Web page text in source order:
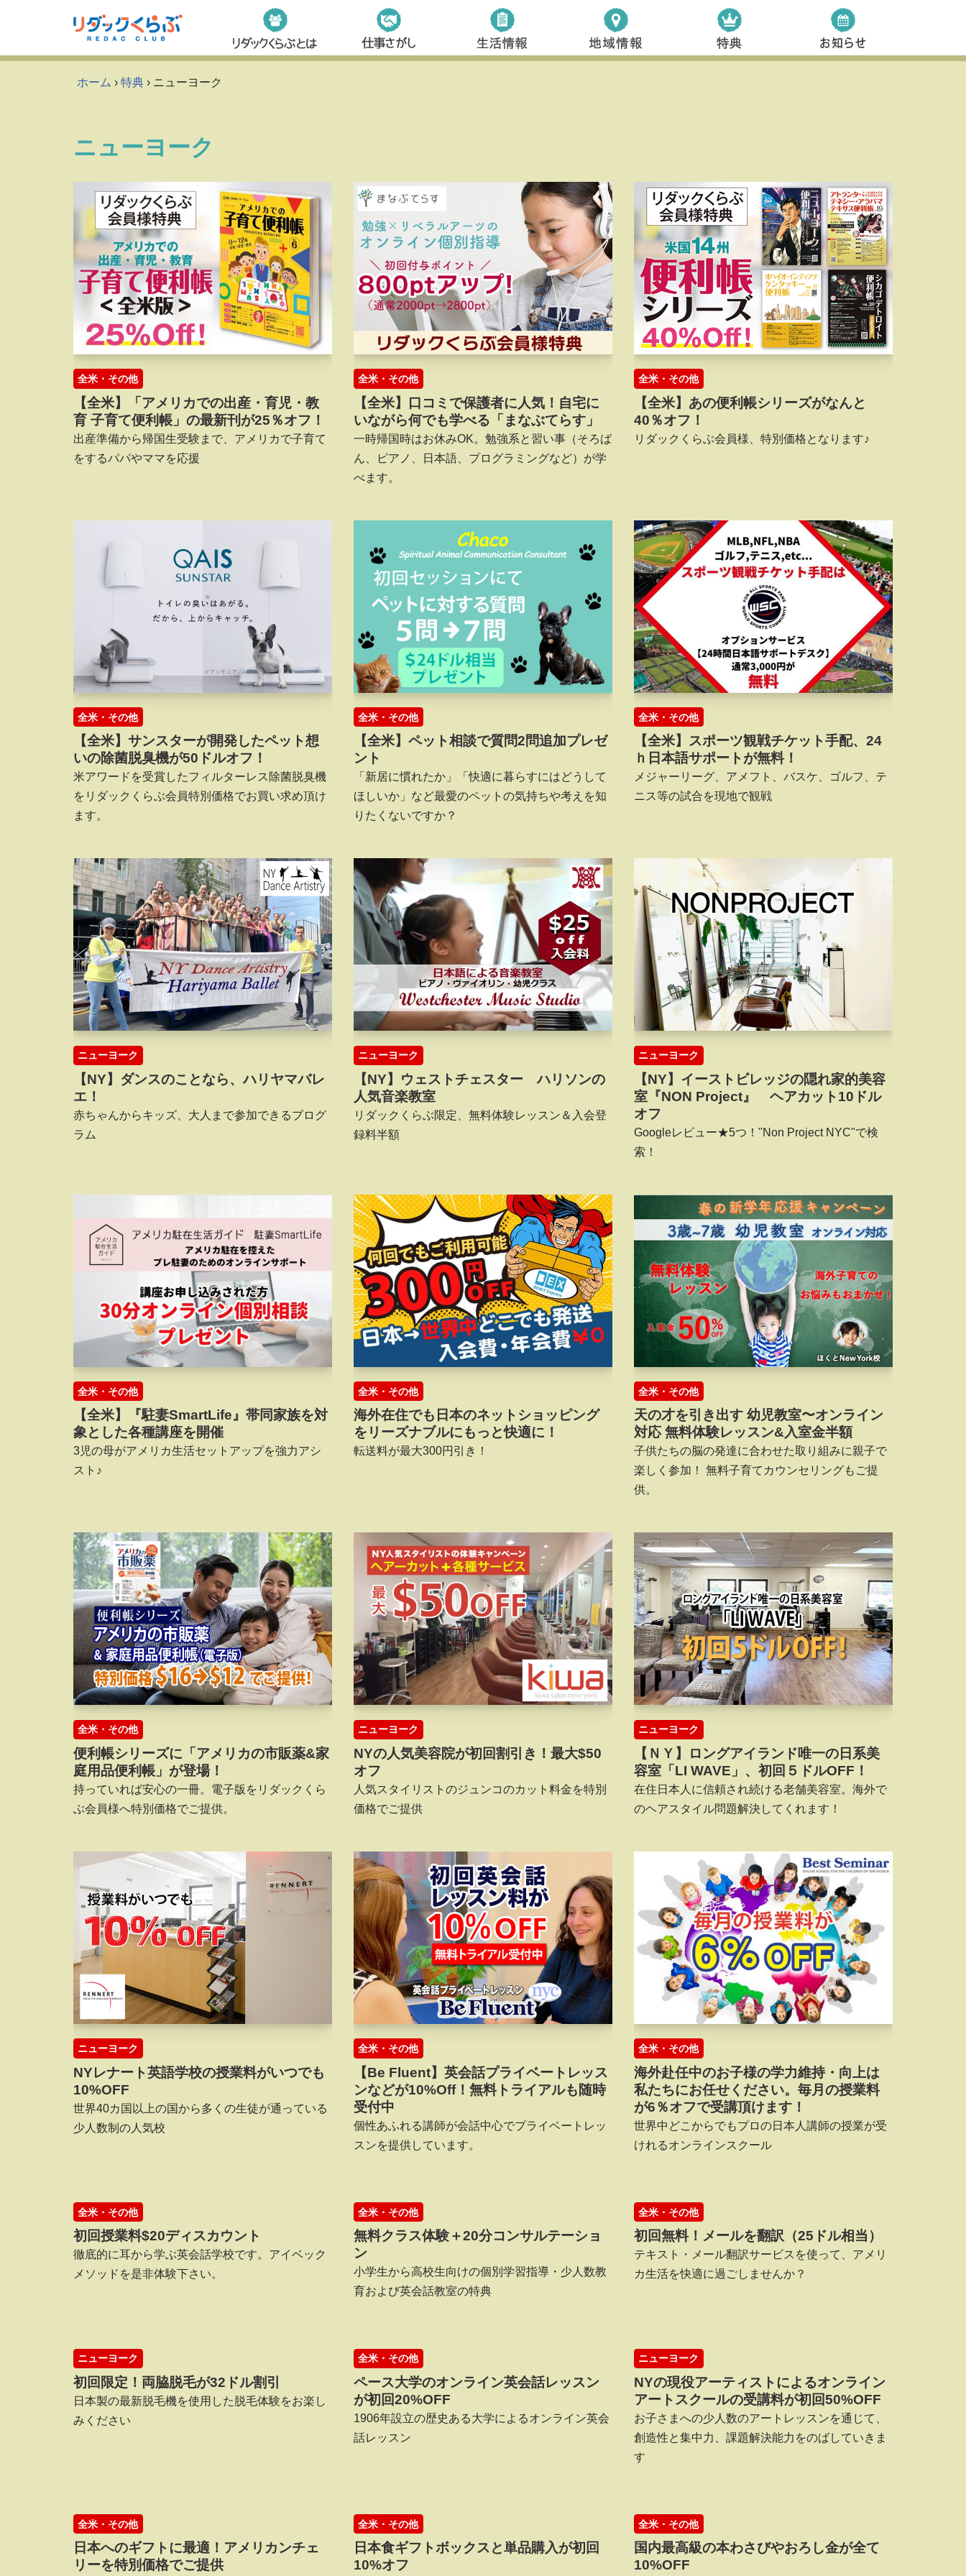
to
ホーム › 特典 › ニューヨーク
ニューヨーク
全米・その他
【全米】「アメリカでの出産・育児・教
育 子育て便利帳」の最新刊が25％オフ！
出産準備から帰国生受験まで、アメリカで子育て
をするパパやママを応援
全米・その他
【全米】口コミで保護者に人気！自宅に
いながら何でも学べる「まなぶてらす」
一時帰国時はお休みOK。勉強系と習い事（そろば
ん、ピアノ、日本語、プログラミングなど）が学
べます。
全米・その他
【全米】あの便利帳シリーズがなんと
40％オフ！
リダックくらぶ会員様、特別価格となります♪
全米・その他
【全米】サンスターが開発したペット想
いの除菌脱臭機が50ドルオフ！
米アワードを受賞したフィルターレス除菌脱臭機
をリダックくらぶ会員特別価格でお買い求め頂け
ます。
全米・その他
【全米】ペット相談で質問2問追加プレゼ
ント
「新居に慣れたか」「快適に暮らすにはどうして
ほしいか」など最愛のペットの気持ちや考えを知
りたくないですか？
全米・その他
【全米】スポーツ観戦チケット手配、24
ｈ日本語サポートが無料！
メジャーリーグ、アメフト、バスケ、ゴルフ、テ
ニス等の試合を現地で観戦
ニューヨーク
【NY】ダンスのことなら、ハリヤマバレ
エ！
赤ちゃんからキッズ、大人まで参加できるプログ
ラム
ニューヨーク
【NY】ウェストチェスター ハリソンの
人気音楽教室
リダックくらぶ限定、無料体験レッスン＆入会登
録料半額
ニューヨーク
【NY】イーストビレッジの隠れ家的美容
室『NON Project』 ヘアカット10ドル
オフ
Googleレビュー★5つ！"Non Project NYC"で検
索！
全米・その他
【全米】『駐妻SmartLife』帯同家族を対
象とした各種講座を開催
3児の母がアメリカ生活セットアップを強力アシ
スト♪
全米・その他
海外在住でも日本のネットショッピング
をリーズナブルにもっと快適に！
転送料が最大300円引き！
全米・その他
天の才を引き出す 幼児教室〜オンライン
対応 無料体験レッスン&入室金半額
子供たちの脳の発達に合わせた取り組みに親子で
楽しく参加！ 無料子育てカウンセリングもご提
供。
全米・その他
便利帳シリーズに「アメリカの市販薬&家
庭用品便利帳」が登場！
持っていれば安心の一冊。電子版をリダックくら
ぶ会員様へ特別価格でご提供。
ニューヨーク
NYの人気美容院が初回割引き！最大$50
オフ
人気スタイリストのジュンコのカット料金を特別
価格でご提供
ニューヨーク
【ＮＹ】ロングアイランド唯一の日系美
容室「LI WAVE」、初回５ドルOFF！
在住日本人に信頼され続ける老舗美容室。海外で
のヘアスタイル問題解決してくれます！
ニューヨーク
NYレナート英語学校の授業料がいつでも
10%OFF
世界40カ国以上の国から多くの生徒が通っている
少人数制の人気校
全米・その他
【Be Fluent】英会話プライベートレッス
ンなどが10%Off！無料トライアルも随時
受付中
個性あふれる講師が会話中心でプライベートレッ
スンを提供しています。
全米・その他
海外赴任中のお子様の学力維持・向上は
私たちにお任せください。毎月の授業料
が6％オフで受講頂けます！
世界中どこからでもプロの日本人講師の授業が受
けれるオンラインスクール
全米・その他
初回授業料$20ディスカウント
徹底的に耳から学ぶ英会話学校です。アイベック
メソッドを是非体験下さい。
全米・その他
無料クラス体験＋20分コンサルテーショ
ン
小学生から高校生向けの個別学習指導・少人数教
育および英会話教室の特典
全米・その他
初回無料！メールを翻訳（25ドル相当）
テキスト・メール翻訳サービスを使って、アメリ
カ生活を快適に過ごしませんか？
ニューヨーク
初回限定！両脇脱毛が32ドル割引
日本製の最新脱毛機を使用した脱毛体験をお楽し
みください
全米・その他
ペース大学のオンライン英会話レッスン
が初回20%OFF
1906年設立の歴史ある大学によるオンライン英会
話レッスン
ニューヨーク
NYの現役アーティストによるオンライン
アートスクールの受講料が初回50%OFF
お子さまへの少人数のアートレッスンを通じて、
創造性と集中力、課題解決能力をのばしていきま
す
全米・その他
日本へのギフトに最適！アメリカンチェ
リーを特別価格でご提供
全米・その他
日本食ギフトボックスと単品購入が初回
10%オフ
全米・その他
国内最高級の本わさびやおろし金が全て
10%OFF